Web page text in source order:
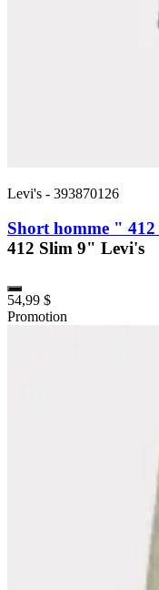
Levi's - 393870126
Short homme "
412 Slim 9" Levi's
54,99 $
Promotion